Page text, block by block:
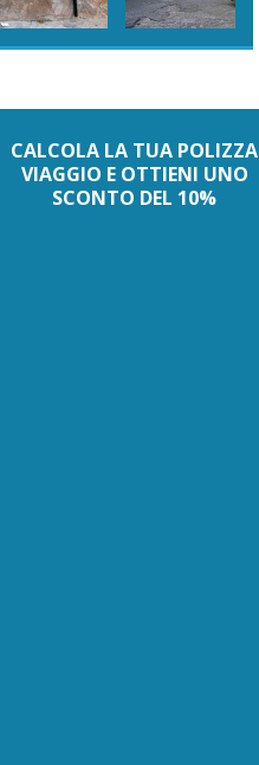
CALCOLA LA TUA POLIZZA
VIAGGIO E OTTIENI UNO
SCONTO DEL 10%